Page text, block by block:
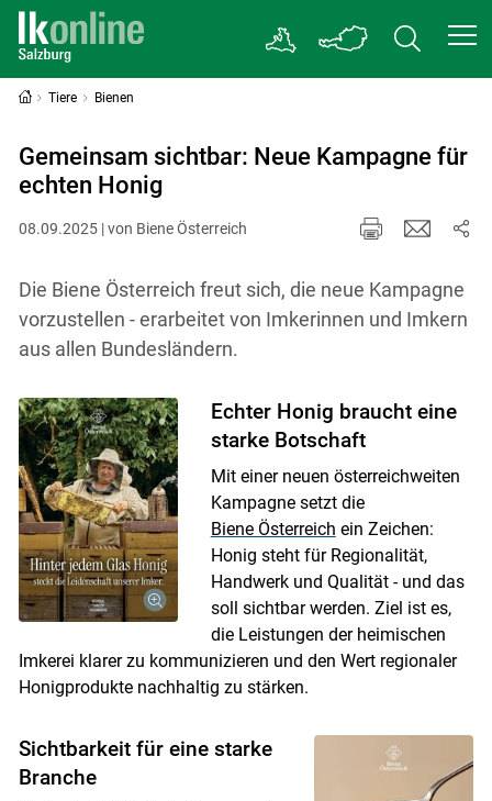
Tiere Bienen
Gemeinsam sichtbar: Neue Kampagne für
echten Honig
08.09.2025 | von Biene Österreich
Die Biene Österreich freut sich, die neue Kampagne
vorzustellen - erarbeitet von Imkerinnen und Imkern
aus allen Bundesländern.
Echter Honig braucht eine
starke Botschaft
Mit einer neuen österreichweiten
Kampagne setzt die
Biene Österreich ein Zeichen:
Honig steht für Regionalität,
Handwerk und Qualität - und das
soll sichtbar werden. Ziel ist es,
die Leistungen der heimischen
Imkerei klarer zu kommunizieren und den Wert regionaler
Honigprodukte nachhaltig zu stärken.
Sichtbarkeit für eine starke
Branche